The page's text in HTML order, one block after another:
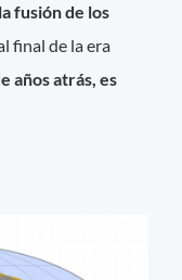
fusión de los
final de la era
años atrás, es